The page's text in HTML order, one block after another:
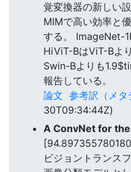
覚変換器の新しい
MIMで高い効率と
する。 ImageNet-
HiViT-BはViT-Bよ
Swin-Bよりも
報告している。
論文 参考訳（メタ
30T09:34:44Z)
A ConvNet for
ビジョントランス